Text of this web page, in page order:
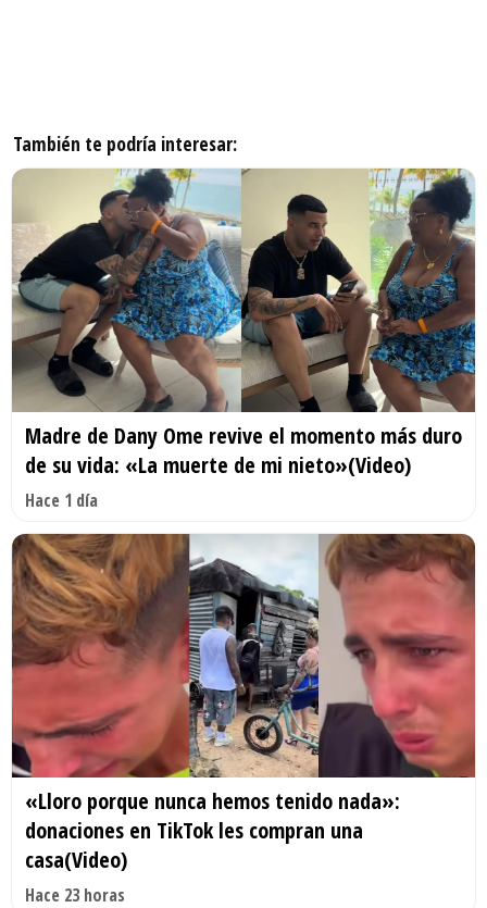
También te podría interesar:
Madre de Dany Ome revive el momento más duro
de su vida: «La muerte de mi nieto»(Video)
Hace 1 día
«Lloro porque nunca hemos tenido nada»:
donaciones en TikTok les compran una
casa(Video)
Hace 23 horas